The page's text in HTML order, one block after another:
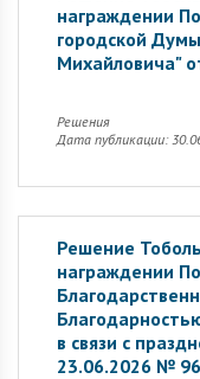
награждении
городской
Михайловича"
Решения
Дата публикации:
Решение
награждении
в связи с
23.06.2026 № 96